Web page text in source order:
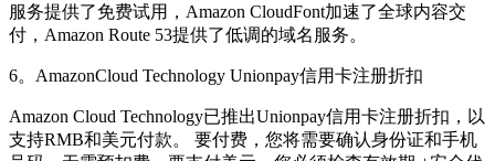
服务提供了免费试用，Amazon CloudFont加速了全球内容交
付，Amazon Route 53提供了低调的域名服务。
6。AmazonCloud Technology Unionpay信用卡注册折扣
Amazon Cloud Technology已推出Unionpay信用卡注册折扣，以
支持RMB和美元付款。 要付费，您将需要确认身份证和手机